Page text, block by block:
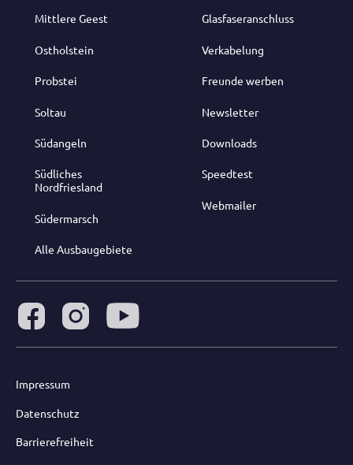
Mittlere Geest
Ostholstein
Probstei
Soltau
Südangeln
Südliches
Nordfriesland
Südermarsch
Alle Ausbaugebiete
Glasfaseranschluss
Verkabelung
Freunde werben
Newsletter
Downloads
Speedtest
Webmailer
Impressum
Datenschutz
Barrierefreiheit